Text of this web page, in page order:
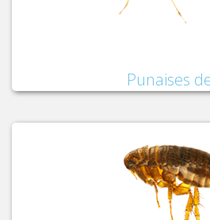
Punaises